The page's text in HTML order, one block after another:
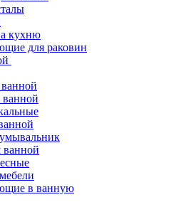
кухню
для раковин
ванной
ванной
в ванную